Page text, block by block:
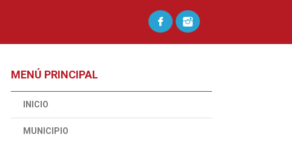
MENÚ PRINCIPAL
INICIO
MUNICIPIO